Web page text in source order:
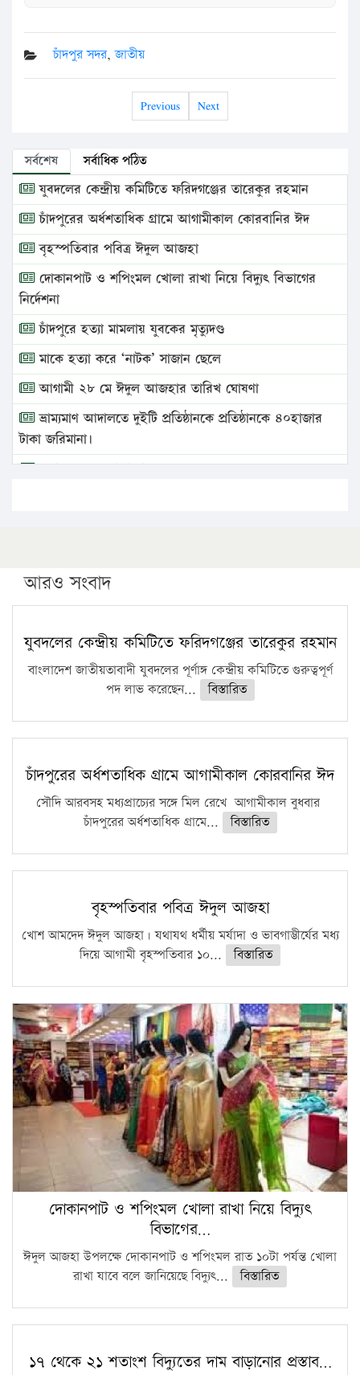
চাঁদপুর সদর,জাতীয়
Previous Next
সর্বশেষ সর্বাধিক পঠিত
যুবদলের কেন্দ্রীয় কমিটিতে ফরিদগঞ্জের তারেকুর রহমান
চাঁদপুরের অর্ধশতাধিক গ্রামে আগামীকাল কোরবানির ঈদ
বৃহস্পতিবার পবিত্র ঈদুল আজহা
দোকানপাট ও শপিংমল খোলা রাখা নিয়ে বিদ্যুৎ বিভাগের
নির্দেশনা
চাঁদপুরে হত্যা মামলায় যুবকের মৃত্যুদণ্ড
মাকে হত্যা করে ‘নাটক’ সাজান ছেলে
আগামী ২৮ মে ঈদুল আজহার তারিখ ঘোষণা
ভ্রাম্যমাণ আদালতে দুইটি প্রতিষ্ঠানকে প্রতিষ্ঠানকে ৪০হাজার
টাকা জরিমানা।
এবার লঞ্চের ভাড়া বাড়ল
পিএইচডি করছেন কুয়েটের কৃতি…
সারা দেশে বজ্রাঘাতে ১৪ জনের প্রাণহানি
কঠোর হচ্ছে এসএসসি ও এইচএসসি পরীক্ষা
ফরিদগঞ্জে আগুনে পুড়লো ৬ ব্যবসা প্রতিষ্ঠান
আরও সংবাদ
যুবদলের কেন্দ্রীয় কমিটিতে ফরিদগঞ্জের তারেকুর রহমান
বাংলাদেশ জাতীয়তাবাদী যুবদলের পূর্ণাঙ্গ কেন্দ্রীয় কমিটিতে গুরুত্বপূর্ণ
পদ লাভ করেছেন...
বিস্তারিত
চাঁদপুরের অর্ধশতাধিক গ্রামে আগামীকাল কোরবানির ঈদ
সৌদি আরবসহ মধ্যপ্রাচ্যের সঙ্গে মিল রেখে আগামীকাল বুধবার
চাঁদপুরের অর্ধশতাধিক গ্রামে...
বিস্তারিত
বৃহস্পতিবার পবিত্র ঈদুল আজহা
খোশ আমদেদ ঈদুল আজহা। যথাযথ ধর্মীয় মর্যাদা ও ভাবগাম্ভীর্যের মধ্য
দিয়ে আগামী বৃহস্পতিবার ১০...
বিস্তারিত
দোকানপাট ও শপিংমল খোলা রাখা নিয়ে বিদ্যুৎ
বিভাগের…
ঈদুল আজহা উপলক্ষে দোকানপাট ও শপিংমল রাত ১০টা পর্যন্ত খোলা
রাখা যাবে বলে জানিয়েছে বিদ্যুৎ...
বিস্তারিত
১৭ থেকে ২১ শতাংশ বিদ্যুতের দাম বাড়ানোর প্রস্তাব…